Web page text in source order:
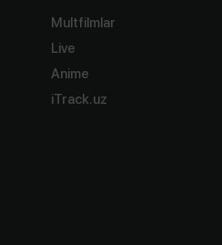
Multfilmlar
Live
Anime
iTrack.uz